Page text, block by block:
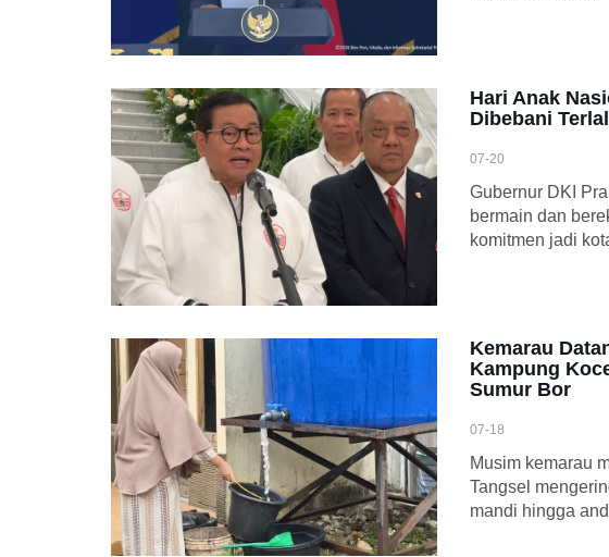
Hari Anak
Dibebani
07-20
Gubernur DKI
bermain dan
komitmen jadi
Kemarau
Kampung
Sumur Bor
07-18
Musim kemarau
Tangsel
mandi hingga